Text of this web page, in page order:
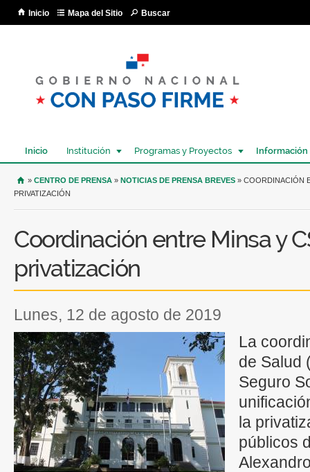
Inicio Mapa del Sitio Buscar
Inicio Institución Programas y Proyectos Información
USTED SE ENCUENTRA AQUÍ
» CENTRO DE PRENSA » NOTICIAS DE PRENSA BREVES » COORDINACIÓN
PRIVATIZACIÓN
Coordinación entre Minsa y
privatización
lunes, 12 de agosto de 2019
La
de Salud
Seguro
la
públicos